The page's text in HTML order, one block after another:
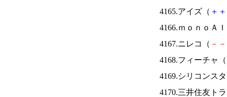
4165.アイズ（ ＋ ＋
4166.ｍｏｎｏＡ
4167.ニレコ（ － －
4168.フィーチャ（
4169.シリコンス
4170.三井住友ト